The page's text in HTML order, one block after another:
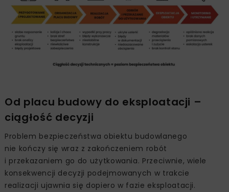
Od placu budowy do eksploatacji –
ciągłość decyzji
Problem bezpieczeństwa obiektu budowlanego
nie kończy się wraz z zakończeniem robót
i przekazaniem go do użytkowania. Przeciwnie, wiele
konsekwencji decyzji podejmowanych w trakcie
realizacji ujawnia się dopiero w fazie eksploatacji.